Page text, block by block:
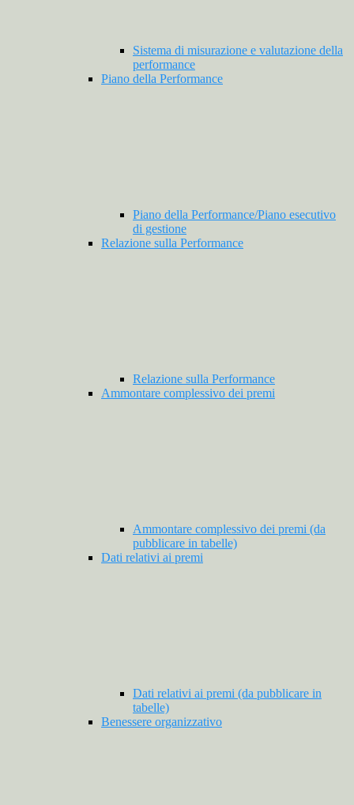
Sistema di misurazione e valutazione della
performance
Piano della Performance
Piano della Performance/Piano esecutivo
di gestione
Relazione sulla Performance
Relazione sulla Performance
Ammontare complessivo dei premi
Ammontare complessivo dei premi (da
pubblicare in tabelle)
Dati relativi ai premi
Dati relativi ai premi (da pubblicare in
tabelle)
Benessere organizzativo